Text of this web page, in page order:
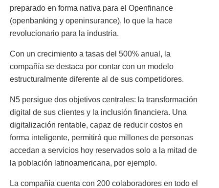
preparado en forma nativa para el Openfinance
(openbanking y openinsurance), lo que la hace
revolucionario para la industria.
Con un crecimiento a tasas del 500% anual, la
compañía se destaca por contar con un modelo
estructuralmente diferente al de sus competidores.
N5 persigue dos objetivos centrales: la transformación
digital de sus clientes y la inclusión financiera. Una
digitalización rentable, capaz de reducir costos en
forma inteligente, permitirá que millones de personas
accedan a servicios hoy reservados solo a la mitad de
la población latinoamericana, por ejemplo.
La compañía cuenta con 200 colaboradores en todo el